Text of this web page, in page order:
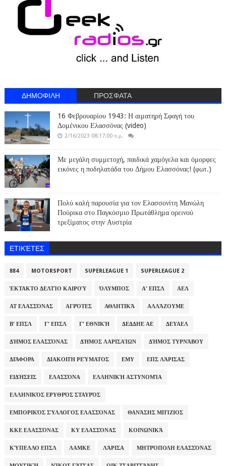
ΔΗΜΟΦΙΛΗ ΠΡΟΣΦΑΤΑ
16 Φεβρουαρίου 1943: Η αιματηρή Σφαγή του
Δομένικου Ελασσόνας (video)
2/16/2023 08:17:00 π.μ.
Με μεγάλη συμμετοχή, παιδικά χαμόγελα και όμορφες
εικόνες η ποδηλατάδα του Δήμου Ελασσόνας! (φωτ.)
Πολύ καλή παρουσία για τον Ελασσονίτη Μανώλη
Πούρικα στο Παγκόσμιο Πρωτάθλημα ορεινού
τρεξίματος στην Αυστρία
ΕΤΙΚΈΤΕΣ
884 MOTORSPORT SUPERLEAGUE 1 SUPERLEAGUE 2
ΈΚΤΑΚΤΟ ΔΕΛΤΊΟ ΚΑΙΡΟΎ ΌΛΥΜΠΟΣ Α' ΕΠΣΛ ΑΕΛ
ΑΤ ΕΛΑΣΣΌΝΑΣ ΑΓΡΌΤΕΣ ΑΘΛΗΤΙΚΆ ΑΛΛΆΖΟΥΜΕ
Β' ΕΠΣΛ Γ' ΕΠΣΛ Γ' ΕΘΝΙΚΉ ΔΕΔΔΗΕ ΑΕ ΔΕΥΑΕΛ
ΔΉΜΟΣ ΕΛΑΣΣΌΝΑΣ ΔΉΜΟΣ ΛΑΡΙΣΑΊΩΝ ΔΉΜΟΣ ΤΥΡΝΆΒΟΥ
ΔΙΆΦΟΡΑ ΔΙΑΚΟΠΉ ΡΕΎΜΑΤΟΣ ΕΜΥ ΕΠΣ ΛΆΡΙΣΑΣ
ΕΙΔΉΣΕΙΣ ΕΛΑΣΣΌΝΑ ΕΛΛΗΝΙΚΉ ΑΣΤΥΝΟΜΊΑ
ΕΛΛΗΝΙΚΌΣ ΕΡΥΘΡΌΣ ΣΤΑΥΡΌΣ
ΕΜΠΟΡΙΚΌΣ ΣΎΛΛΟΓΟΣ ΕΛΑΣΣΌΝΑΣ ΘΑΝΆΣΗΣ ΜΠΊΖΙΟΣ
ΚΚΕ ΕΛΑΣΣΌΝΑΣ ΚΥ ΕΛΑΣΣΌΝΑΣ ΚΟΙΝΩΝΙΚΆ
ΚΎΠΕΛΛΟ ΕΠΣΛ ΛΑΜΚΕ ΛΆΡΙΣΑ ΜΗΤΡΌΠΟΛΗ ΕΛΑΣΣΌΝΑΣ